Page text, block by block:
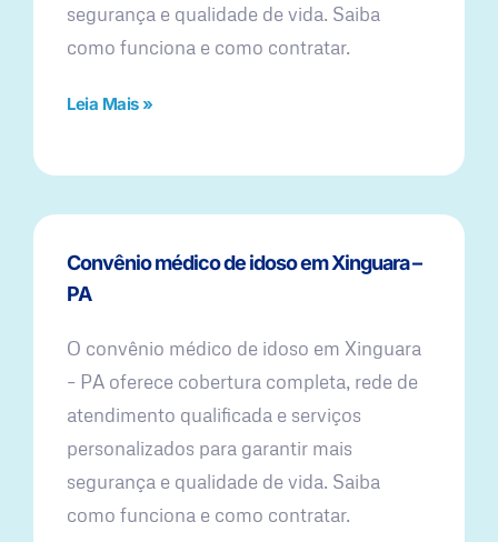
segurança e qualidade de vida. Saiba
como funciona e como contratar.
Leia Mais »
Convênio médico de idoso em Xinguara –
PA
O convênio médico de idoso em Xinguara
– PA oferece cobertura completa, rede de
atendimento qualificada e serviços
personalizados para garantir mais
segurança e qualidade de vida. Saiba
como funciona e como contratar.